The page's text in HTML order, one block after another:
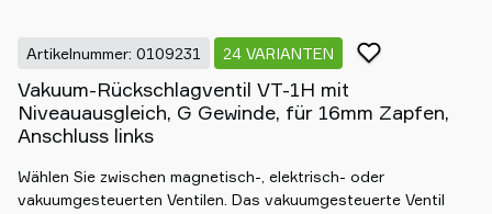
Artikelnummer: 0109231 24 VARIANTEN
Vakuum-Rückschlagventil VT-1H mit
Niveauausgleich, G Gewinde, für 16mm Zapfen,
Anschluss links
Wählen Sie zwischen magnetisch-, elektrisch- oder
vakuumgesteuerten Ventilen. Das vakuumgesteuerte Ventil